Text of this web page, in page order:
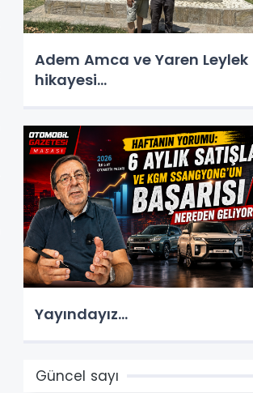
Adem Amca ve Yaren Leylek
hikayesi...
Yayındayız...
Güncel sayı